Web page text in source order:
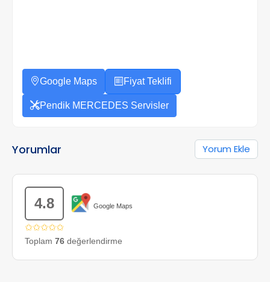
Google Maps Fiyat Teklifi
Pendik MERCEDES Servisler
Yorumlar Yorum Ekle
4.8 Google Maps
✩✩✩✩✩
Toplam 76 değerlendirme